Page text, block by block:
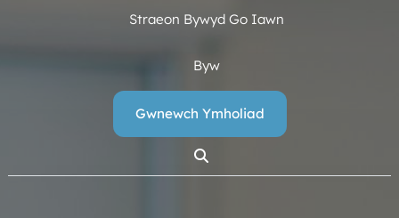
Straeon Bywyd Go Iawn
Byw
Gwnewch Ymholiad